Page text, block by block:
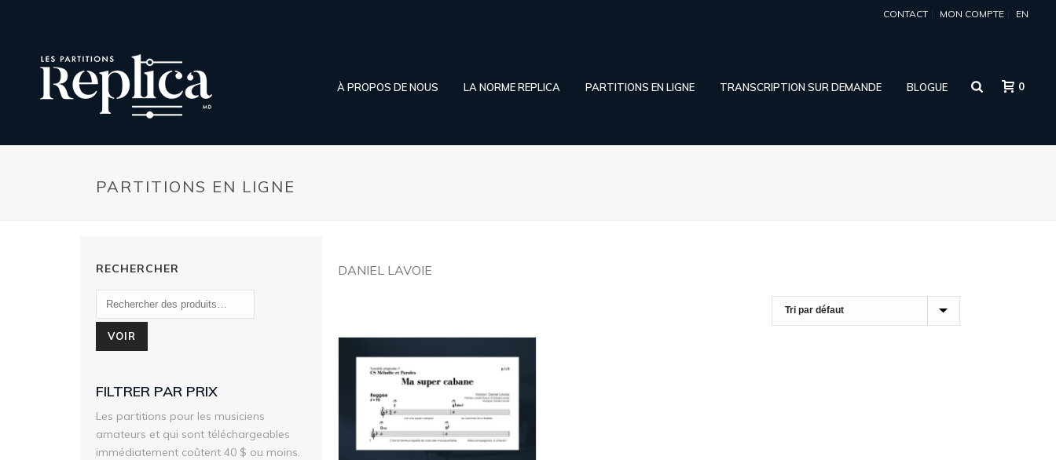
CONTACT MON COMPTE EN
À PROPOS DE NOUS LA NORME REPLICA PARTITIONS EN LIGNE TRANSCRIPTION SUR DEMANDE BLOGUE 0
PARTITIONS EN LIGNE
DANIEL LAVOIE
RECHERCHER
VOIR
FILTRER PAR PRIX
Les partitions pour les musiciens
amateurs et qui sont téléchargeables
immédiatement coûtent 40 $ ou moins.